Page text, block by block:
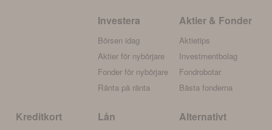
Investera
Börsen idag
Aktier för nybörjare
Fonder för nybörjare
Ränta på ränta
Aktier & Fonder
Aktietips
Investmentbolag
Fondrobotar
Bästa fonderna
Kreditkort Lån Alternativt